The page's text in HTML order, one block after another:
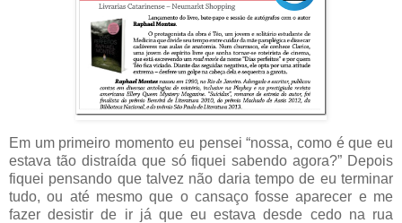
Em um primeiro momento eu pensei “nossa, como é que eu
estava tão distraída que só fiquei sabendo agora?” Depois
fiquei pensando que talvez não daria tempo de eu terminar
tudo, ou até mesmo que o cansaço fosse aparecer e me
fazer desistir de ir já que eu estava desde cedo na rua